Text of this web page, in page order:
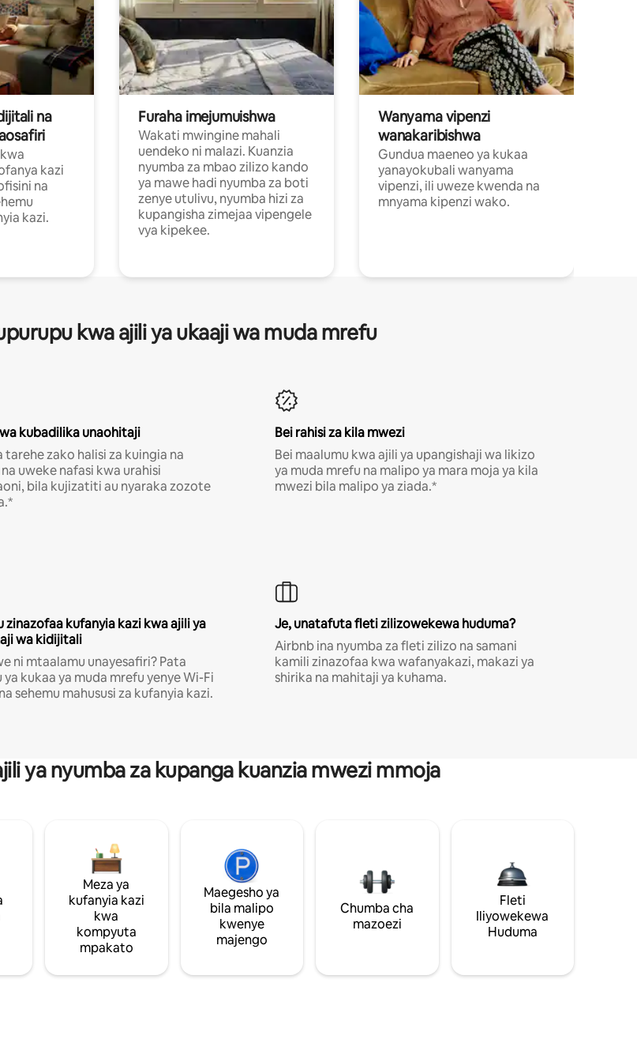
na
kazi
na
kazi.
Furaha imejumuishwa
Wakati mwingine mahali
uendeko ni malazi. Kuanzia
nyumba za mbao zilizo kando
ya mawe hadi nyumba za boti
zenye utulivu, nyumba hizi za
kupangisha zimejaa vipengele
vya kipekee.
Wanyama vipenzi
wanakaribishwa
Gundua maeneo ya kukaa
yanayokubali wanyama
vipenzi, ili uweze kwenda na
mnyama kipenzi wako.
kwa ajili ya ukaaji wa muda mrefu
kubadilika unaohitaji
tarehe zako halisi za kuingia na
uweke nafasi kwa urahisi
bila kujizatiti au nyaraka zozote
Bei rahisi za kila mwezi
Bei maalumu kwa ajili ya upangishaji wa likizo
ya muda mrefu na malipo ya mara moja ya kila
mwezi bila malipo ya ziada.*
zinazofaa kufanyia kazi kwa ajili ya
wa kidijitali
ni mtaalamu unayesafiri? Pata
ya kukaa ya muda mrefu yenye Wi-Fi
sehemu mahususi za kufanyia kazi.
Je, unatafuta fleti zilizowekewa huduma?
Airbnb ina nyumba za fleti zilizo na samani
kamili zinazofaa kwa wafanyakazi, makazi ya
shirika na mahitaji ya kuhama.
ya nyumba za kupanga kuanzia mwezi mmoja
Meza ya
kufanyia kazi
kwa
kompyuta
mpakato
Maegesho ya
bila malipo
kwenye
majengo
Chumba cha
mazoezi
Fleti
Iliyowekewa
Huduma